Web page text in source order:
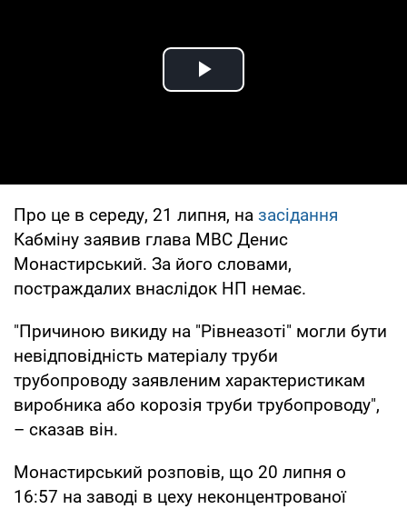
Play Video
Про це в середу, 21 липня, на засідання
Кабміну заявив глава МВС Денис
Монастирський. За його словами,
постраждалих внаслідок НП немає.
"Причиною викиду на "Рівнеазоті" могли бути
невідповідність матеріалу труби
трубопроводу заявленим характеристикам
виробника або корозія труби трубопроводу",
– сказав він.
Монастирський розповів, що 20 липня о
16:57 на заводі в цеху неконцентрованої